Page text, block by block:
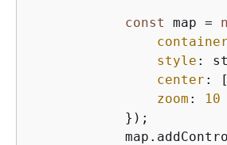
const map =
container
style :
center :
zoom :
10
            });